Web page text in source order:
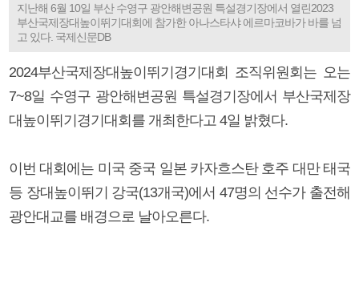
지난해 6월 10일 부산 수영구 광안해변공원 특설경기장에서 열린2023
부산국제장대높이뛰기대회에 참가한 아나스타샤 에르마코바가 바를 넘
고 있다. 국제신문DB
2024부산국제장대높이뛰기경기대회 조직위원회는 오는
7~8일 수영구 광안해변공원 특설경기장에서 부산국제장
대높이뛰기경기대회를 개최한다고 4일 밝혔다.
이번 대회에는 미국 중국 일본 카자흐스탄 호주 대만 태국
등 장대높이뛰기 강국(13개국)에서 47명의 선수가 출전해
광안대교를 배경으로 날아오른다.